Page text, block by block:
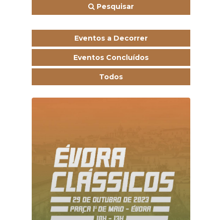
Pesquisar
Eventos a Decorrer
Eventos Concluídos
Todos